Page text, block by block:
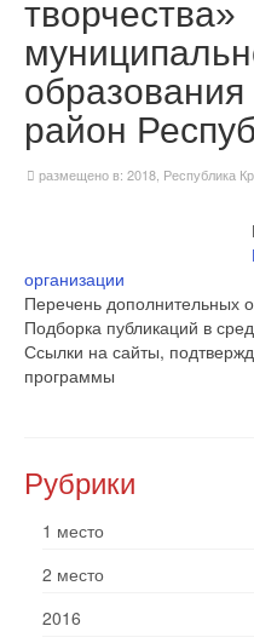
творчества»
район
размещено в: 2018 Республика
организации
Перечень дополнительных
Подборка публикаций в
Ссылки на сайты,
программы
Рубрики
1 место
2 место
2016